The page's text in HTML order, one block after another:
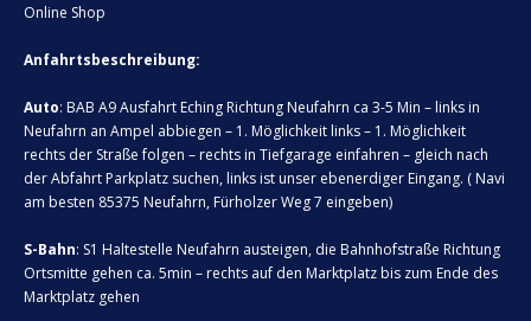
Online Shop
Anfahrtsbeschreibung:
Auto: BAB A9 Ausfahrt Eching Richtung Neufahrn ca 3-5 Min – links in
Neufahrn an Ampel abbiegen – 1. Möglichkeit links – 1. Möglichkeit
rechts der Straße folgen – rechts in Tiefgarage einfahren – gleich nach
der Abfahrt Parkplatz suchen, links ist unser ebenerdiger Eingang. ( Navi
am besten 85375 Neufahrn, Fürholzer Weg 7 eingeben)
S-Bahn: S1 Haltestelle Neufahrn austeigen, die Bahnhofstraße Richtung
Ortsmitte gehen ca. 5min – rechts auf den Marktplatz bis zum Ende des
Marktplatz gehen